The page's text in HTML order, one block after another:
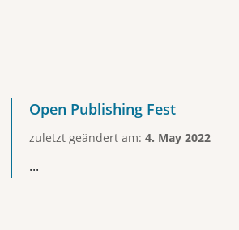
Open Publishing Fest
zuletzt geändert am: 4. May 2022
...